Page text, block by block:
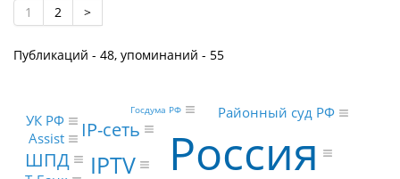
1 2 >
Публикаций - 48, упоминаний - 55
Россия
IPTV
IP-сеть
ШПД
Assist
Районный суд РФ
УК РФ
Госдума РФ